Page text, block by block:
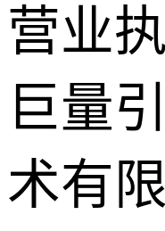
营业
巨量
术有